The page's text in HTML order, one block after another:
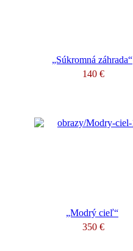
„Súkromná záhrada“
140 €
„Modrý cieľ“
350 €